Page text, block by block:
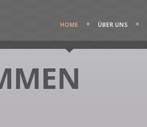
HOME ÜBER UNS